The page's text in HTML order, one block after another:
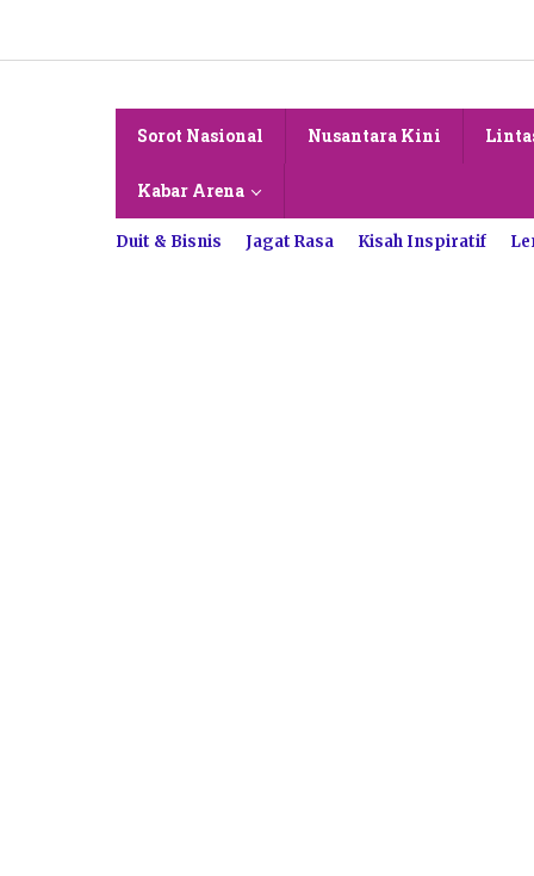
konten
Sorot Nasional Nusantara Kini
Kabar Arena
Duit & Bisnis Jagat Rasa Kisah Inspiratif